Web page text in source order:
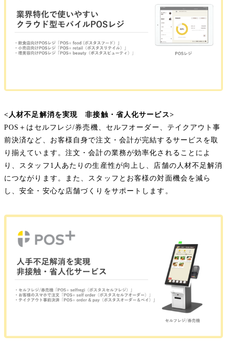
<人材不足解消を実現 非接触・省人化サービス>
POS＋はセルフレジ/券売機、セルフオーダー、テイクアウト事
前決済など、お客様自身で注文・会計が完結するサービスを取
り揃えています。注文・会計の業務が効率化されることによ
り、スタッフ1人あたりの生産性が向上し、店舗の人材不足解消
につながります。また、スタッフとお客様の対面機会を減ら
し、安全・安心な店舗づくりをサポートします。